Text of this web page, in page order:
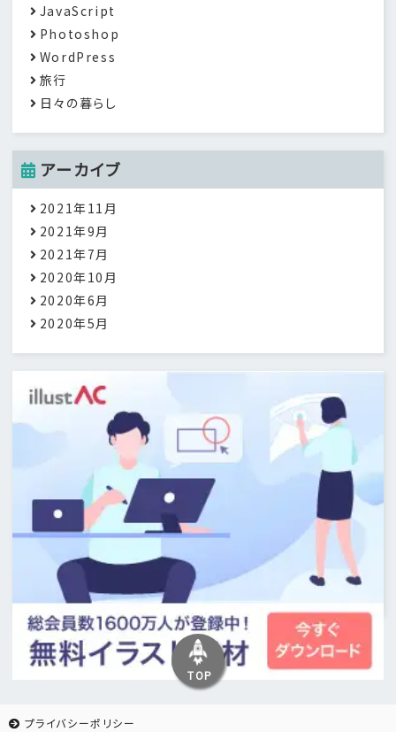
JavaScript
Photoshop
WordPress
旅行
日々の暮らし
アーカイブ
2021年11月
2021年9月
2021年7月
2020年10月
2020年6月
2020年5月
TOP
プライバシーポリシー